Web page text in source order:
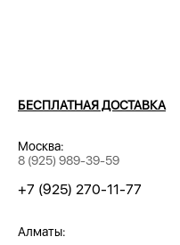
БЕСПЛАТНАЯ ДОСТАВКА
Москва:
8 (925) 989-39-59
+7 (925) 270-11-77
Алматы: